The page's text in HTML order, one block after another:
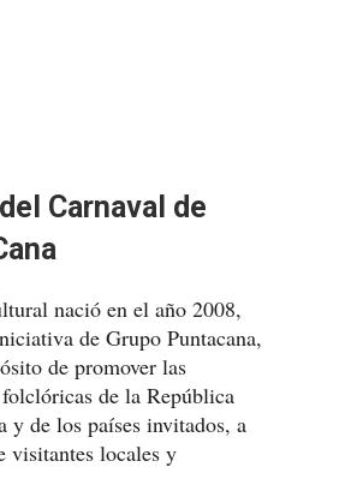
Carnaval de
nació en el año 2008,
de Grupo Puntacana,
de promover las
de la República
y de los países invitados, a
visitantes locales y